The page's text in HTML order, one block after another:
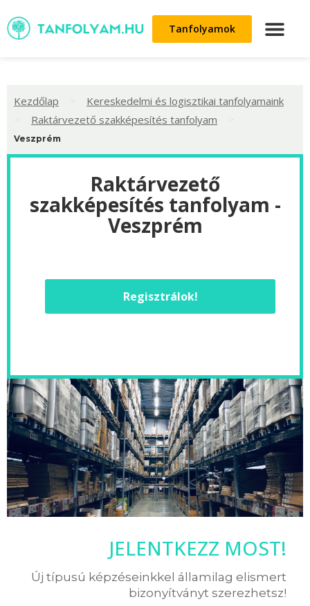
Tanfolyamok
Kezdőlap Kereskedelmi és logisztikai tanfolyamaink
Raktárvezető szakképesítés tanfolyam
Veszprém
Raktárvezető
szakképesítés tanfolyam -
Veszprém
Regisztrálok!
JELENTKEZZ MOST!
Új típusú képzéseinkkel államilag elismert
bizonyítványt szerezhetsz!